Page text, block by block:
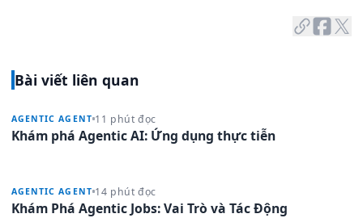
Bài viết liên quan
AGENTIC AGENT 11 phút đọc
Khám phá Agentic AI: Ứng dụng thực tiễn
AGENTIC AGENT 14 phút đọc
Khám Phá Agentic Jobs: Vai Trò và Tác Động